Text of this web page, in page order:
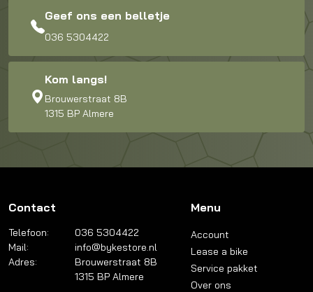
Geef ons een belletje
036 5304422
Kom langs!
Brouwerstraat 8B
1315 BP Almere
Contact
Telefoon:
036 5304422
Mail:
info@bykestore.nl
Adres:
Brouwerstraat 8B
1315 BP Almere
Menu
Account
Lease a bike
Service pakket
Over ons